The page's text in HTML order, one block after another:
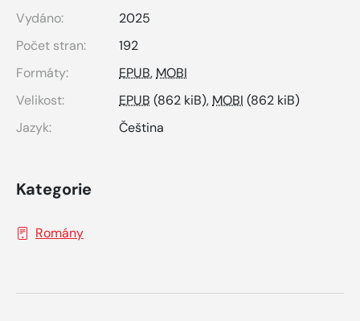
Vydáno:
2025
Počet stran:
192
Formáty:
EPUB, MOBI
Velikost:
EPUB (862 kiB), MOBI (862 kiB)
Jazyk:
Čeština
Kategorie
Romány